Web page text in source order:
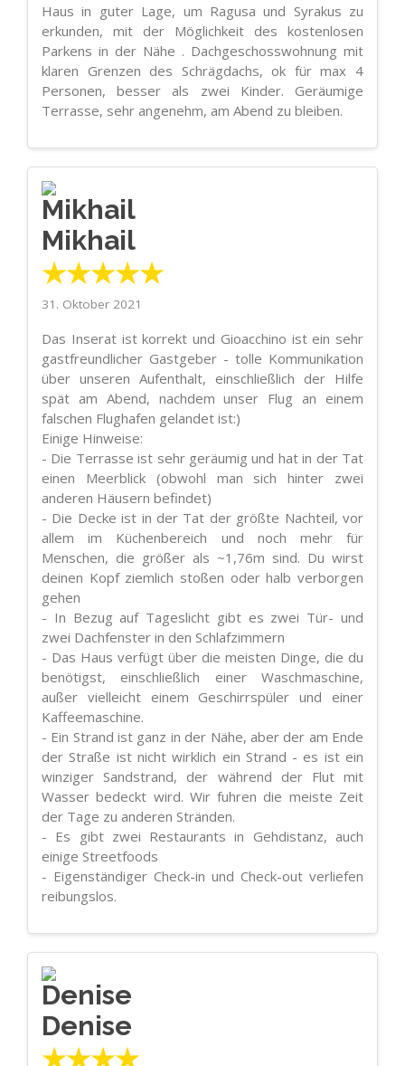
Haus in guter Lage, um Ragusa und Syrakus zu
erkunden, mit der Möglichkeit des kostenlosen
Parkens in der Nähe . Dachgeschosswohnung mit
klaren Grenzen des Schrägdachs, ok für max 4
Personen, besser als zwei Kinder. Geräumige
Terrasse, sehr angenehm, am Abend zu bleiben.
Mikhail
★★★★★
31. Oktober 2021
Das Inserat ist korrekt und Gioacchino ist ein sehr
gastfreundlicher Gastgeber - tolle Kommunikation
über unseren Aufenthalt, einschließlich der Hilfe
spät am Abend, nachdem unser Flug an einem
falschen Flughafen gelandet ist:)
Einige Hinweise:
- Die Terrasse ist sehr geräumig und hat in der Tat
einen Meerblick (obwohl man sich hinter zwei
anderen Häusern befindet)
- Die Decke ist in der Tat der größte Nachteil, vor
allem im Küchenbereich und noch mehr für
Menschen, die größer als ~1,76m sind. Du wirst
deinen Kopf ziemlich stoßen oder halb verborgen
gehen
- In Bezug auf Tageslicht gibt es zwei Tür- und
zwei Dachfenster in den Schlafzimmern
- Das Haus verfügt über die meisten Dinge, die du
benötigst, einschließlich einer Waschmaschine,
außer vielleicht einem Geschirrspüler und einer
Kaffeemaschine.
- Ein Strand ist ganz in der Nähe, aber der am Ende
der Straße ist nicht wirklich ein Strand - es ist ein
winziger Sandstrand, der während der Flut mit
Wasser bedeckt wird. Wir fuhren die meiste Zeit
der Tage zu anderen Stränden.
- Es gibt zwei Restaurants in Gehdistanz, auch
einige Streetfoods
- Eigenständiger Check-in und Check-out verliefen
reibungslos.
Denise
★★★★